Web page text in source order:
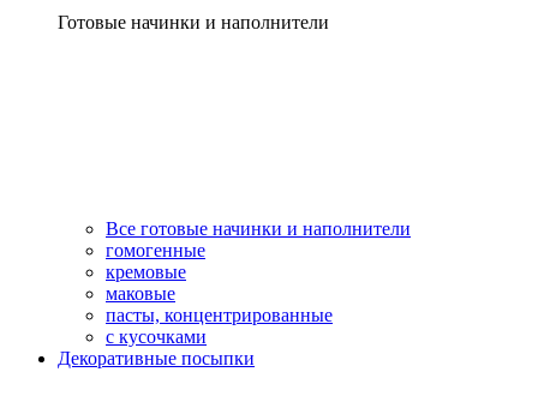
Готовые начинки и наполнители
Все готовые начинки и наполнители
гомогенные
кремовые
маковые
пасты, концентрированные
с кусочками
Декоративные посыпки